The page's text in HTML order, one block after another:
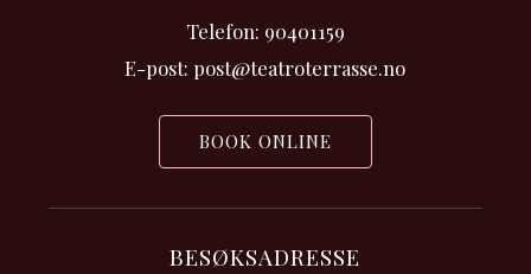
Telefon: 90401159
E-post: post@teatroterrasse.no
BOOK ONLINE
BESØKSADRESSE